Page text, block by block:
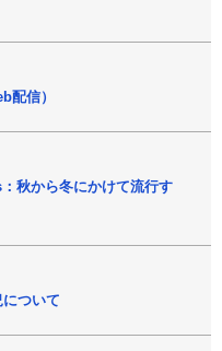
配信）
秋から冬にかけて流行す
ついて